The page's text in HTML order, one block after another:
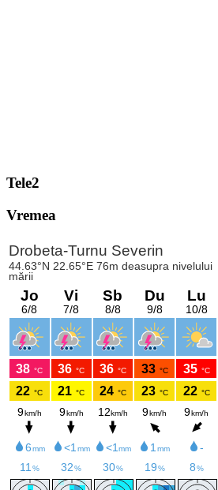
Tele2
Vremea